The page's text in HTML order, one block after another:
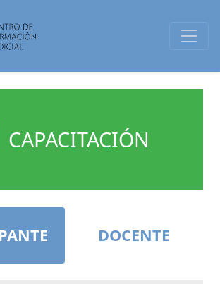
CAPACITACIÓN
DOCENTE